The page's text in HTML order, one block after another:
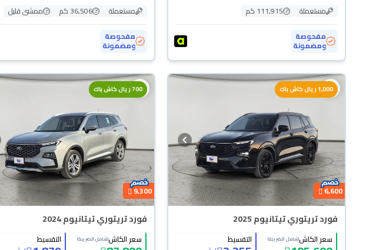
مستعملة
111,915 كم
مفحوصة
ومضمونة
مستعملة 36,506 كم
ممشى قليل
مفحوصة
ومضمونة
1,000 ريال كاش باك
6,600
فورد تريتوري تيتانيوم 2025
سعر الكاش(شامل الضريبة) التقسيط
700 ريال كاش باك
9,300
فورد تريتوري تيتانيوم 2024
سعر الكاش(شامل الضريبة) التقسيط